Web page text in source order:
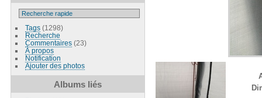
Tags(1298)
Recherche
Commentaires(23)
À propos
Notification
Ajouter des photos
Albums liés